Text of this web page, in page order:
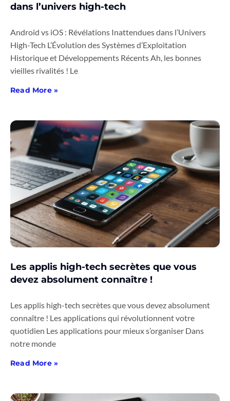
dans l’univers high-tech
Android vs iOS : Révélations Inattendues dans l’Univers
High-Tech L’Évolution des Systèmes d’Exploitation
Historique et Développements Récents Ah, les bonnes
vieilles rivalités ! Le
Read More »
Les applis high-tech secrètes que vous
devez absolument connaître !
Les applis high-tech secrètes que vous devez absolument
connaître ! Les applications qui révolutionnent votre
quotidien Les applications pour mieux s’organiser Dans
notre monde
Read More »